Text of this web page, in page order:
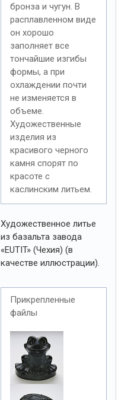
бронза и чугун. В
расплавленном виде
он хорошо
заполняет все
тончайшие изгибы
формы, а при
охлаждении почти
не изменяется в
объеме.
Художественные
изделия из
красивого черного
камня спорят по
красоте с
каслинским литьем.
Художественное литье
из базальта завода
«EUTIT» (Чехия) (в
качестве иллюстрации).
Прикрепленные
файлы